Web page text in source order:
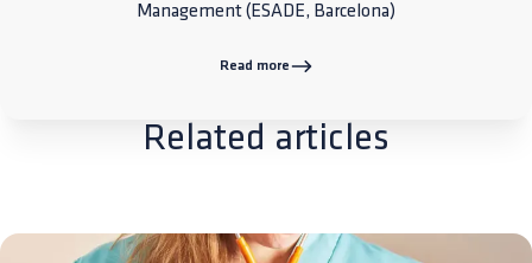
Management (ESADE, Barcelona)
Read more
Related articles